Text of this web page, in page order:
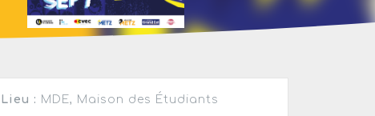
Lieu : MDE, Maison des Étudiants